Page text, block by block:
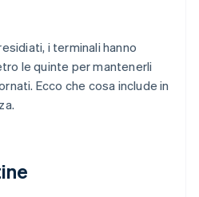
i terminali hanno
le quinte per mantenerli
Ecco che cosa include in